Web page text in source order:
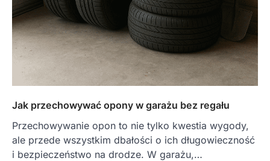
Jak przechowywać opony w garażu bez regału
Przechowywanie opon to nie tylko kwestia wygody,
ale przede wszystkim dbałości o ich długowieczność
i bezpieczeństwo na drodze. W garażu,…